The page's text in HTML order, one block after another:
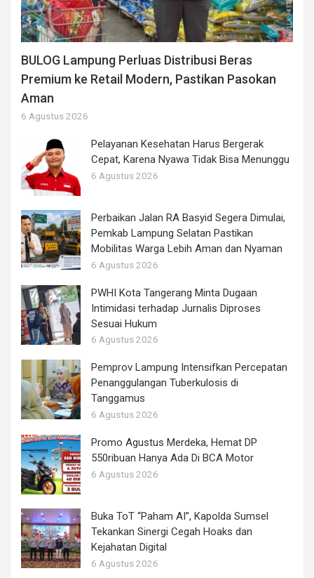
BULOG Lampung Perluas Distribusi Beras
Premium ke Retail Modern, Pastikan Pasokan
Aman
6 Agustus 2026
Pelayanan Kesehatan Harus Bergerak
Cepat, Karena Nyawa Tidak Bisa Menunggu
6 Agustus 2026
Perbaikan Jalan RA Basyid Segera Dimulai,
Pemkab Lampung Selatan Pastikan
Mobilitas Warga Lebih Aman dan Nyaman
6 Agustus 2026
PWHI Kota Tangerang Minta Dugaan
Intimidasi terhadap Jurnalis Diproses
Sesuai Hukum
6 Agustus 2026
Pemprov Lampung Intensifkan Percepatan
Penanggulangan Tuberkulosis di
Tanggamus
6 Agustus 2026
Promo Agustus Merdeka, Hemat DP
550ribuan Hanya Ada Di BCA Motor
6 Agustus 2026
Buka ToT “Paham AI”, Kapolda Sumsel
Tekankan Sinergi Cegah Hoaks dan
Kejahatan Digital
6 Agustus 2026